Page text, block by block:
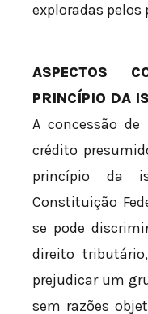
exploradas
ASPECTOS
PRINCÍPIO DA
A concessão
crédito
princípio da
Constituição
se pode
direito
prejudicar um
sem razões